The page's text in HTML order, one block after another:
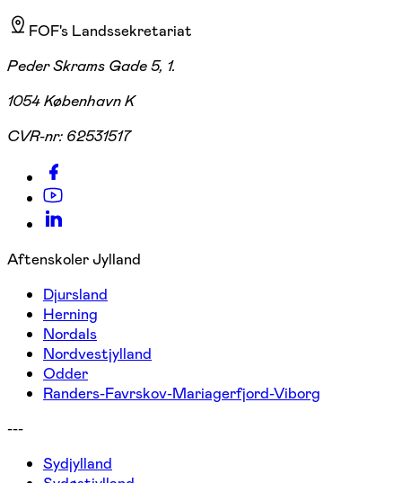
FOF's Landssekretariat
Peder Skrams Gade 5, 1.
1054 København K
CVR-nr: 62531517
Aftenskoler Jylland
Djursland
Herning
Nordals
Nordvestjylland
Odder
Randers-Favrskov-Mariagerfjord-Viborg
---
Sydjylland